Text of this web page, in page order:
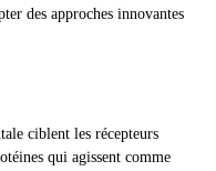
des approches innovantes
ciblent les récepteurs
qui agissent comme